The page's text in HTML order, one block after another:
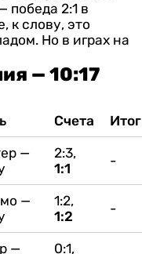
победа 2:1 в
к слову, это
Но в играх на
— 10:17
Счета Итог
—
2:3,
1:1
-
—
1:2,
1:2
-
—
0:1,